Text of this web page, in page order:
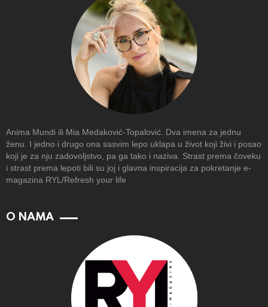
Anima Mundi ili Mia Medaković-Topalović. Dva imena za jednu
ženu. I jedno i drugo ona sasvim lepo uklapa u život koji živi i posao
koji je za nju zadovoljstvo, pa ga tako i naziva. Strast prema čoveku
i strast prema lepoti bili su joj i glavna inspiracija za pokretanje e-
magazina RYL/Refresh your life
O NAMA